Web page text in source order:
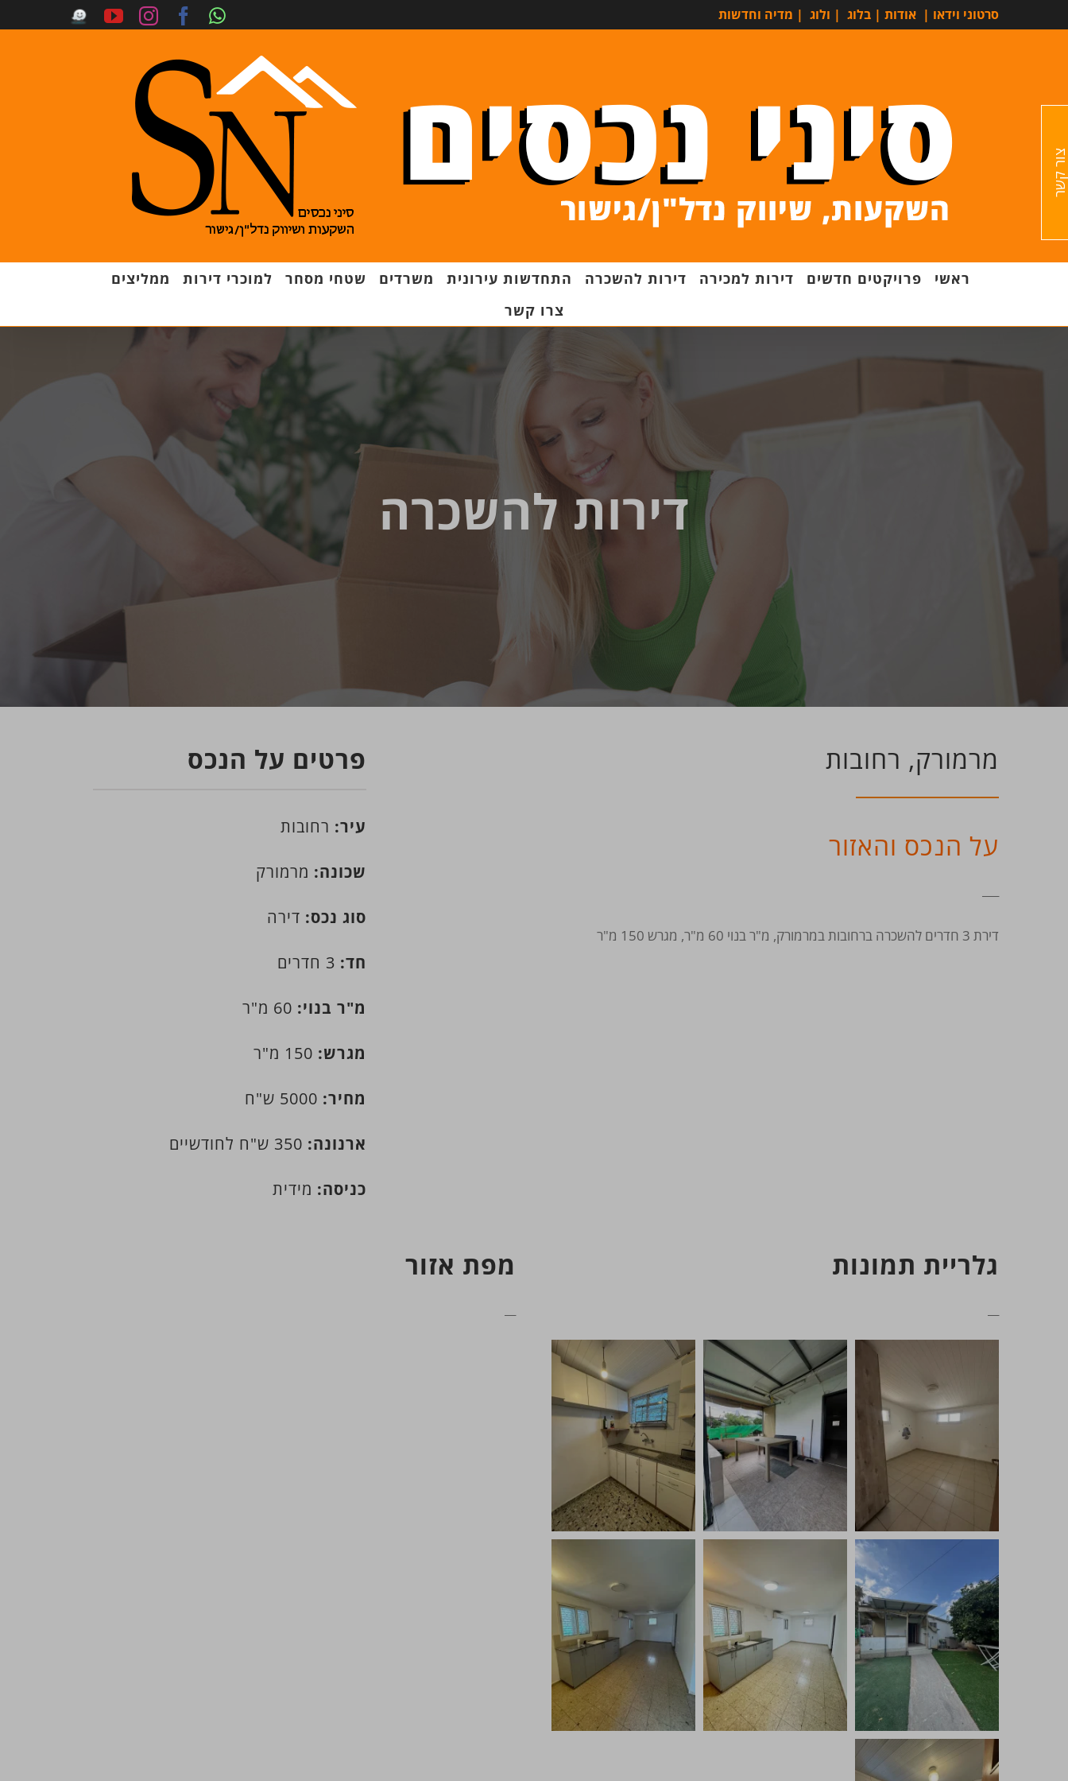
סרטוני וידאו | אודות | בלוג | ולוג | מדיה וחדשות
ראשי פרויקטים חדשים דירות למכירה דירות להשכרה התחדשות עירונית משרדים שטחי מסחר למוכרי דירות
ממליצים
צרו קשר
דירות להשכרה
מרמורק, רחובות
על הנכס והאזור
דירת 3 חדרים להשכרה ברחובות במרמורק, מ"ר בנוי 60 מ"ר, מגרש 150 מ"ר
פרטים על הנכס
עיר: רחובות
שכונה: מרמורק
סוג נכס: דירה
חד:
מ"ר בנוי:
מגרש:
מחיר:
ארנונה:
כניסה: מידית
גלריית תמונות מפת אזור
צור קשר